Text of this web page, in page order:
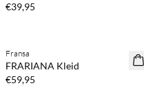
€39,95
NEUHEITEN
Fransa
FRARIANA Kleid
€59,95